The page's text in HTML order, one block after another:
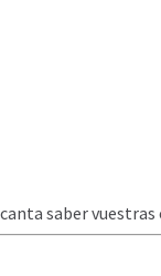
saber